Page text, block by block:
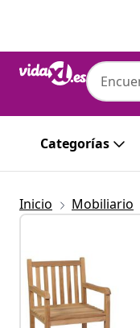
Categorías
Inicio Mobiliario